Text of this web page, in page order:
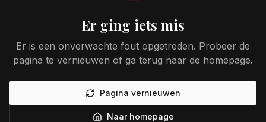
Er ging iets mis
Er is een onverwachte fout opgetreden. Probeer de
pagina te vernieuwen of ga terug naar de homepage.
Pagina vernieuwen
Naar homepage